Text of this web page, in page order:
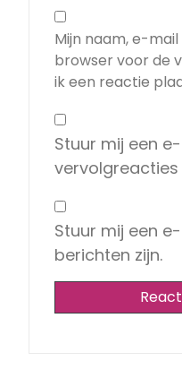
Mijn naam, e-
browser voor de
ik een reactie
Stuur mij een
vervolgreacties
Stuur mij een
berichten zijn.